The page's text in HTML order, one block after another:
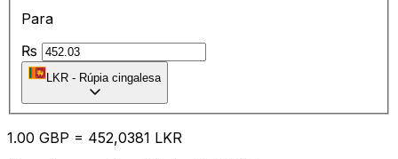
Para
₨
LKR - Rúpia cingalesa
1.00 GBP = 452,0381 LKR